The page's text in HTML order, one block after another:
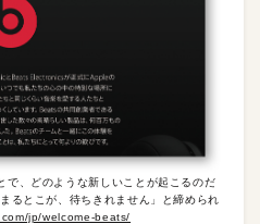
で、どのような新しいことが起こるのだ
るとこが、待ちきれません」と締められ
jp/welcome-beats/